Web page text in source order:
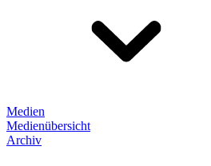
Medien
Medienübersicht
Archiv